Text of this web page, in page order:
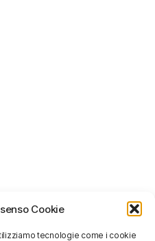
Cookie
tecnologie come i cookie